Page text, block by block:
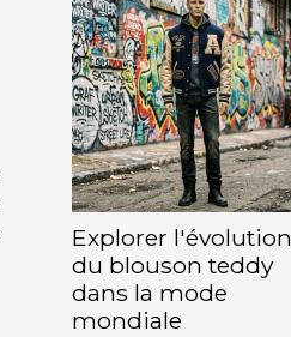
Explorer l'évolution
du blouson teddy
dans la mode
mondiale